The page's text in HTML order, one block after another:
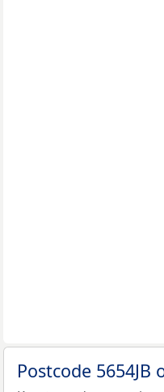
Postcode 5654JB